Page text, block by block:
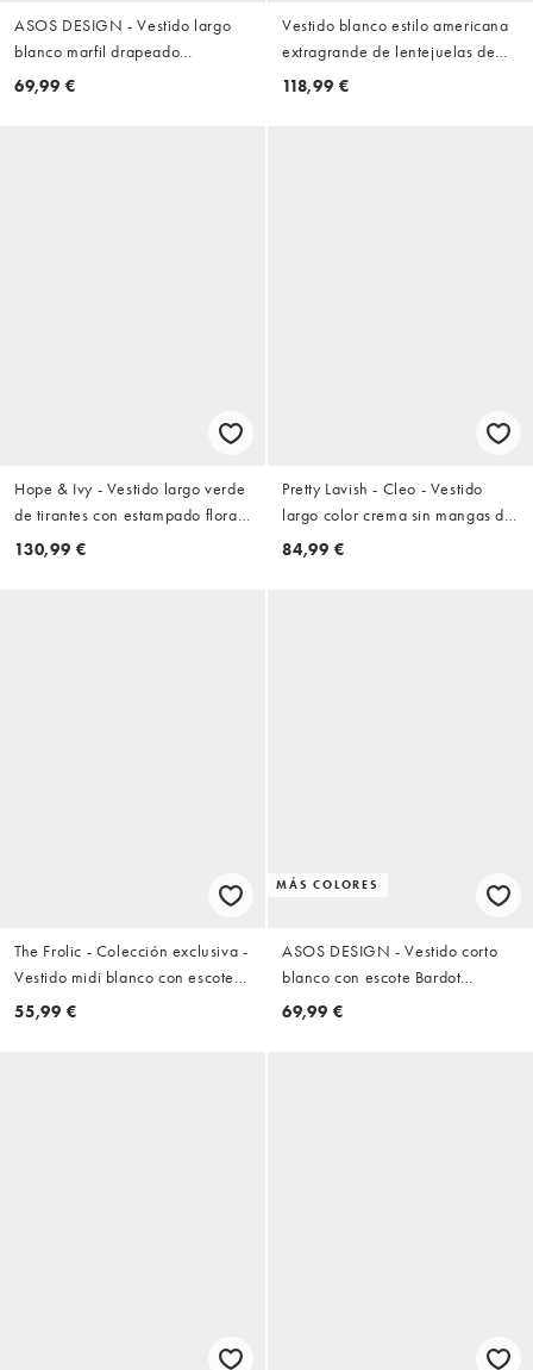
ASOS DESIGN - Vestido largo
blanco marfil drapeado
asimétrico con manga
69,99 €
Vestido blanco estilo americana
extragrande de lentejuelas de
ASOS LUXE Curve
118,99 €
Hope & Ivy - Vestido largo verde
de tirantes con estampado floral,
cuello desbocado, espalda
130,99 €
Pretty Lavish - Cleo - Vestido
largo color crema sin mangas de
punto
84,99 €
The Frolic - Colección exclusiva -
Vestido midi blanco con escote
Bardot y cintura fruncida de
55,99 €
MÁS COLORES
ASOS DESIGN - Vestido corto
blanco con escote Bardot
retorcido y capa de tejido efecto
69,99 €